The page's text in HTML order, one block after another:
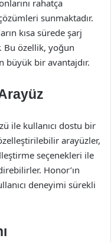
rahatça
sunmaktadır.
kısa sürede şarj
Bu özellik, yoğun
büyük bir avantajdır.
ile kullanıcı dostu bir
arayüzler,
seçenekleri ile
Honor’ın
deneyimi sürekli